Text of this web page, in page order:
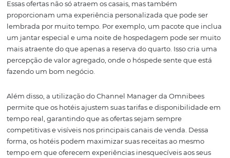
hóspedes pode ajudar o hotel a identificar quais
mais eficazes, permitindo ajustes em tempo real e
que a campanha atinja seu máximo potencial.
2. Aumentando o
Combinadas
Para maximizar o retorno financeiro durante o Dia dos
Namorados, é essencial aumentar o ticket médio das